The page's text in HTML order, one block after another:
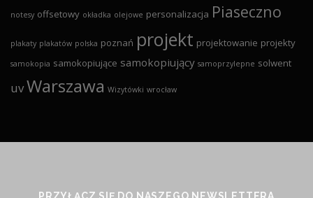
notesy offsetowy okładka olejowe personalizacja Piaseczno
plakaty plakatów polska poznań projekt projektowanie projekty
samokopia samokopiujące samokopiujący samoprzylepne solwent
uvWarszawa Wizytówki wrocław